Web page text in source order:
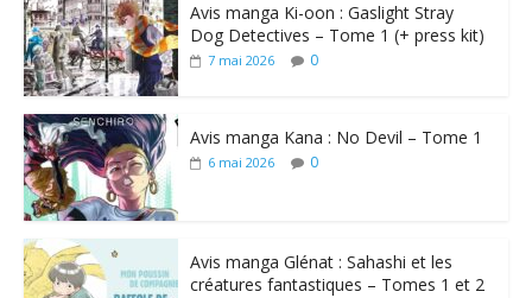
Avis manga Ki-oon : Gaslight Stray
Dog Detectives – Tome 1 (+ press kit)
7 mai 2026 0
Avis manga Kana : No Devil – Tome 1
6 mai 2026 0
Avis manga Glénat : Sahashi et les
créatures fantastiques – Tomes 1 et 2